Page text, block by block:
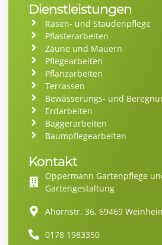
Dienstleistungen
Rasen- und Staudenpflege
Pflasterarbeiten
Zäune und Mauern
Pflegearbeiten
Pflanzarbeiten
Terrassen
Bewässerungs- und
Erdarbeiten
Baggerarbeiten
Baumpflegearbeiten
Kontakt
Oppermann Gartenpflege
Gartengestaltung
Ahornstr. 36, 69469
0178 1983350